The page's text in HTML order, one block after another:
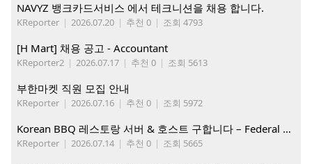
NAVYZ 뱅크카드서비스 에서 테크니션을 채용 합니다.
KReporter | 2026.07.20 | 추천 0 | 조회 4793
[H Mart] 채용 공고 - Accountant
KReporter2 | 2026.07.17 | 추천 0 | 조회 5613
부한마켓 직원 모집 안내
KReporter | 2026.07.16 | 추천 0 | 조회 5972
Korean BBQ 레스토랑 서버 & 호스트 구합니다 – Federal Way & Tacoma $45-$60/hr (server), $21-23/hr (Host)
KReporter | 2026.07.14 | 추천 0 | 조회 5665